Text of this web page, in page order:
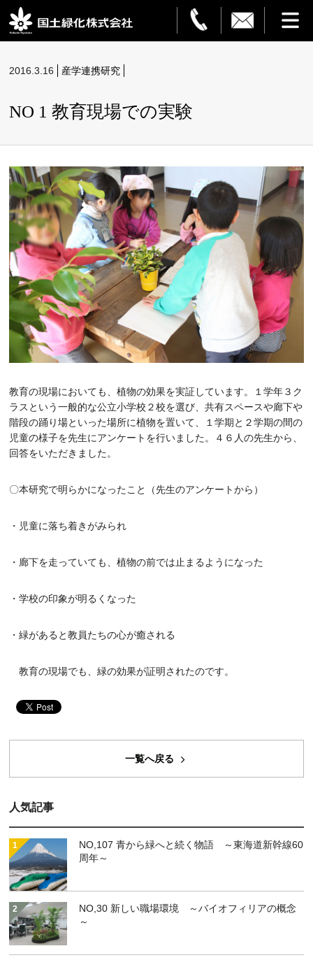
造園・解体
フラワーサービス
設置事例
ご利用ガイド
企業情報
グリーン・ポケット店舗一覧
採用情報
お知らせ
コラム
個人情報保護方針
2016.3.16 産学連携研究
NO 1 教育現場での実験
教育の現場においても、植物の効果を実証しています。１学年３ク
ラスという一般的な公立小学校２校を選び、共有スペースや廊下や
階段の踊り場といった場所に植物を置いて、１学期と２学期の間の
児童の様子を先生にアンケートを行いました。４６人の先生から、
回答をいただきました。
〇本研究で明らかになったこと（先生のアンケートから）
・児童に落ち着きがみられ
・廊下を走っていても、植物の前では止まるようになった
・学校の印象が明るくなった
・緑があると教員たちの心が癒される
教育の現場でも、緑の効果が証明されたのです。
一覧へ戻る
人気記事
NO,107 青から緑へと続く物語 ～東海道新幹線60
周年～
NO,30 新しい職場環境 ～バイオフィリアの概念
～